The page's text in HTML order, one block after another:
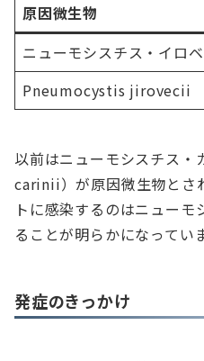
原因微生物
ニューモシスチス・イロ
Pneumocystis jirovecii
以前はニューモシスチス
carinii）が原因微生物とさ
トに感染するのはニューモ
ることが明らかになってい
発症のきっかけ